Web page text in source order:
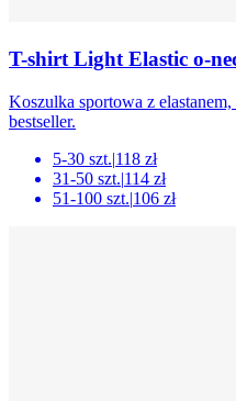
T-shirt Light Elastic o-
Koszulka sportowa z
bestseller.
5-30 szt.|118 zł
31-50 szt.|114 zł
51-100 szt.|106 zł